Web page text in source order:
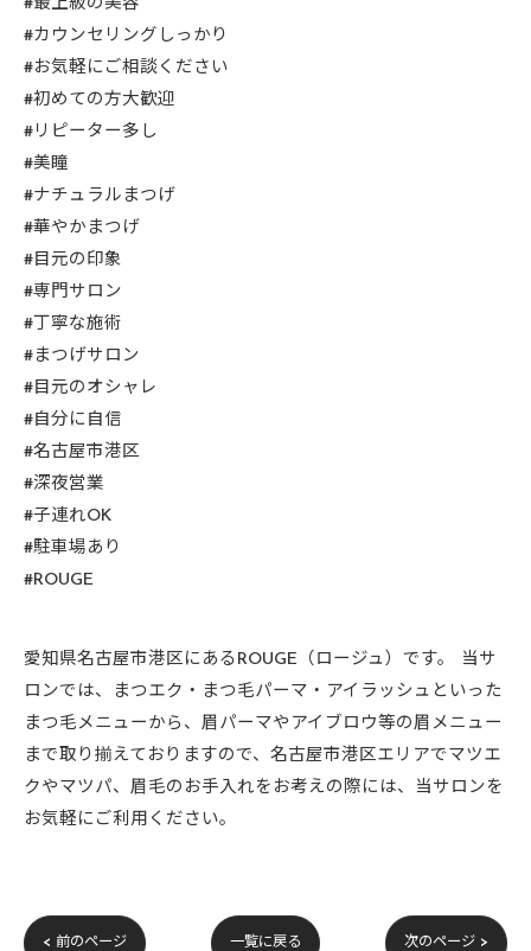
#最上級の美容
#カウンセリングしっかり
#お気軽にご相談ください
#初めての方大歓迎
#リピーター多し
#美瞳
#ナチュラルまつげ
#華やかまつげ
#目元の印象
#専門サロン
#丁寧な施術
#まつげサロン
#目元のオシャレ
#自分に自信
#名古屋市港区
#深夜営業
#子連れOK
#駐車場あり
#ROUGE
愛知県名古屋市港区にあるROUGE（ロージュ）です。 当サ
ロンでは、まつエク・まつ毛パーマ・アイラッシュといった
まつ毛メニューから、眉パーマやアイブロウ等の眉メニュー
まで取り揃えておりますので、名古屋市港区エリアでマツエ
クやマツパ、眉毛のお手入れをお考えの際には、当サロンを
お気軽にご利用ください。
< 前のページ 一覧に戻る 次のページ >